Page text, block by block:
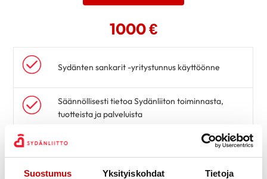
Suostumus Yksityiskohdat Tietoja
1000 €
Sydänten sankarit -yritystunnus käyttöönne
Säännöllisesti tietoa Sydänliiton toiminnasta,
tuotteista ja palveluista
Viestintämateriaalit, kuten sähköpostin
allekirjoitukseen lisättävä banneri suomeksi,